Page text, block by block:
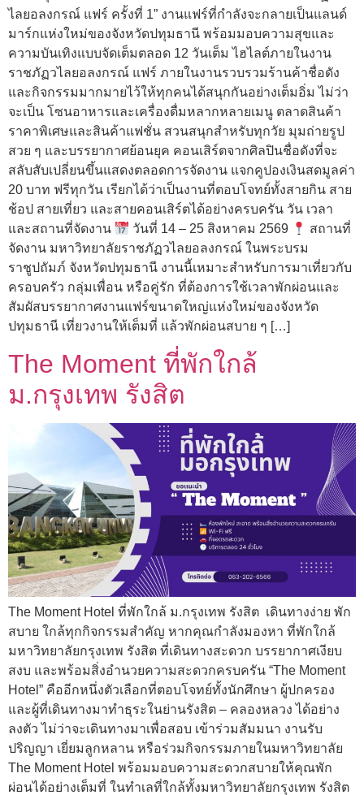
ไลยอลงกรณ์ แฟร์ ครั้งที่ 1” งานแฟร์ที่กำลังจะกลายเป็นแลนด์
มาร์กแห่งใหม่ของจังหวัดปทุมธานี พร้อมมอบความสุขและ
ความบันเทิงแบบจัดเต็มตลอด 12 วันเต็ม ไฮไลต์ภายในงาน
ราชภัฏวไลยอลงกรณ์ แฟร์ ภายในงานรวบรวมร้านค้าชื่อดัง
และกิจกรรมมากมายไว้ให้ทุกคนได้สนุกกันอย่างเต็มอิ่ม ไม่ว่า
จะเป็น โซนอาหารและเครื่องดื่มหลากหลายเมนู ตลาดสินค้า
ราคาพิเศษและสินค้าแฟชั่น สวนสนุกสำหรับทุกวัย มุมถ่ายรูป
สวย ๆ และบรรยากาศย้อนยุค คอนเสิร์ตจากศิลปินชื่อดังที่จะ
สลับสับเปลี่ยนขึ้นแสดงตลอดการจัดงาน แจกคูปองเงินสดมูลค่า
20 บาท ฟรีทุกวัน เรียกได้ว่าเป็นงานที่ตอบโจทย์ทั้งสายกิน สาย
ช้อป สายเที่ยว และสายคอนเสิร์ตได้อย่างครบครัน วัน เวลา
และสถานที่จัดงาน
วันที่ 14 – 25 สิงหาคม 2569
สถานที่
จัดงาน มหาวิทยาลัยราชภัฏวไลยอลงกรณ์ ในพระบรม
ราชูปถัมภ์ จังหวัดปทุมธานี งานนี้เหมาะสำหรับการมาเที่ยวกับ
ครอบครัว กลุ่มเพื่อน หรือคู่รัก ที่ต้องการใช้เวลาพักผ่อนและ
สัมผัสบรรยากาศงานแฟร์ขนาดใหญ่แห่งใหม่ของจังหวัด
ปทุมธานี เที่ยวงานให้เต็มที่ แล้วพักผ่อนสบาย ๆ […]
The Moment ที่พักใกล้
ม.กรุงเทพ รังสิต
The Moment Hotel ที่พักใกล้ ม.กรุงเทพ รังสิต เดินทางง่าย พัก
สบาย ใกล้ทุกกิจกรรมสำคัญ หากคุณกำลังมองหา ที่พักใกล้
มหาวิทยาลัยกรุงเทพ รังสิต ที่เดินทางสะดวก บรรยากาศเงียบ
สงบ และพร้อมสิ่งอำนวยความสะดวกครบครัน “The Moment
Hotel” คืออีกหนึ่งตัวเลือกที่ตอบโจทย์ทั้งนักศึกษา ผู้ปกครอง
และผู้ที่เดินทางมาทำธุระในย่านรังสิต – คลองหลวง ได้อย่าง
ลงตัว ไม่ว่าจะเดินทางมาเพื่อสอบ เข้าร่วมสัมมนา งานรับ
ปริญญา เยี่ยมลูกหลาน หรือร่วมกิจกรรมภายในมหาวิทยาลัย
The Moment Hotel พร้อมมอบความสะดวกสบายให้คุณพัก
ผ่อนได้อย่างเต็มที่ ในทำเลที่ใกล้ทั้งมหาวิทยาลัยกรุงเทพ รังสิต